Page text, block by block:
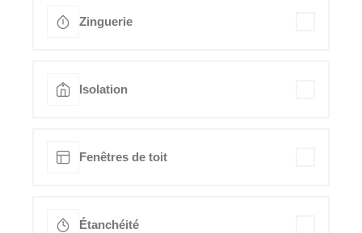
Zinguerie
Isolation
Fenêtres de toit
Étanchéité